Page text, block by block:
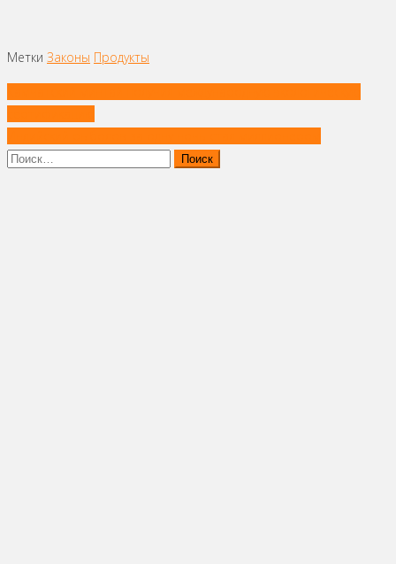
Метки Законы Продукты
Найти: